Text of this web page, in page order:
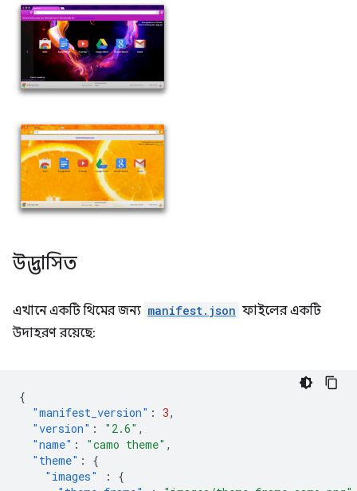
উদ্ভাসিত
এখানে একটি থিমের জন্য manifest.json ফাইলের একটি
উদাহরণ রয়েছে:
{
"manifest_version" : 3,
"version" : "2.6" ,
"name" : "camo theme" ,
"theme" :
{
"images"
:
{